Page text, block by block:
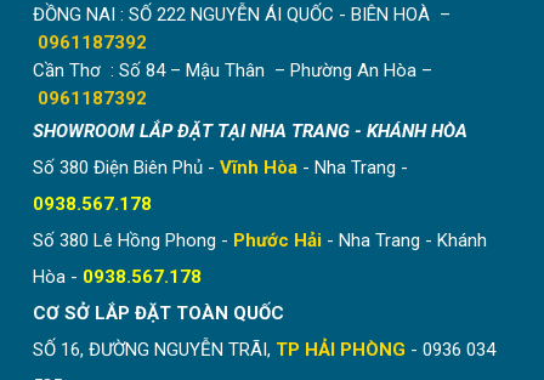
ĐỒNG NAI : SỐ 222 NGUYỄN ÁI QUỐC - BIÊN HOÀ –
0961187392
Cần Thơ : Số 84 – Mậu Thân – Phường An Hòa –
0961187392
SHOWROOM LẮP ĐẶT TẠI NHA TRANG - KHÁNH HÒA
Số 380 Điện Biên Phủ - Vĩnh Hòa - Nha Trang -
0938.567.178
Số 380 Lê Hồng Phong - Phước Hải - Nha Trang - Khánh
Hòa - 0938.567.178
CƠ SỞ LẮP ĐẶT TOÀN QUỐC
SỐ 16, ĐƯỜNG NGUYỄN TRÃI, TP HẢI PHÒNG - 0936 034